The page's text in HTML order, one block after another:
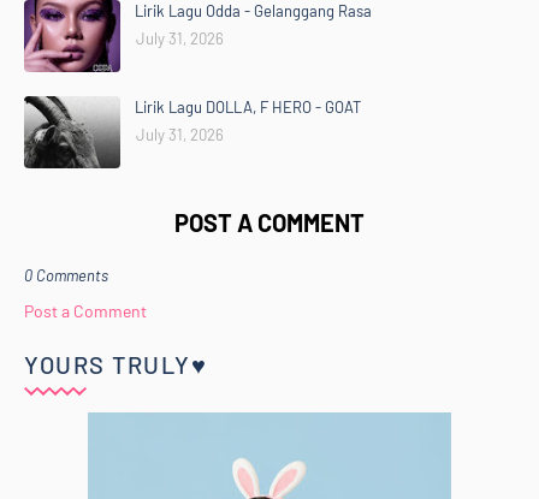
Lirik Lagu Odda - Gelanggang Rasa
July 31, 2026
Lirik Lagu DOLLA, F HERO - GOAT
July 31, 2026
POST A COMMENT
0 Comments
Post a Comment
YOURS TRULY♥